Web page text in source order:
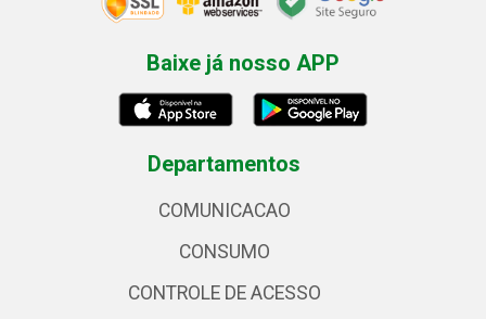
Baixe já nosso APP
Departamentos
COMUNICACAO
CONSUMO
CONTROLE DE ACESSO